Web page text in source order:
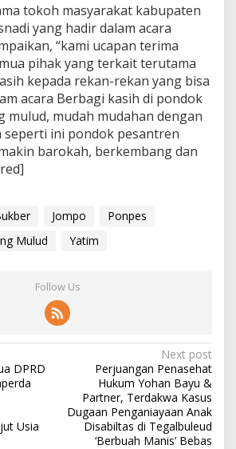
tokoh masyarakat kabupaten
yang hadir dalam acara
“kami ucapan terima
pihak yang terkait terutama
kepada rekan-rekan yang bisa
acara Berbagi kasih di pondok
mulud, mudah mudahan dengan
seperti ini pondok pesantren
barokah, berkembang dan
Jompo
Ponpes
Mulud Yatim
Follow Us
DPRD
Usia
Next post
Perjuangan Penasehat
Hukum Yohan Bayu &
Partner, Terdakwa Kasus
Dugaan Penganiayaan Anak
Disabiltas di Tegalbuleud
‘Berbuah Manis’ Bebas